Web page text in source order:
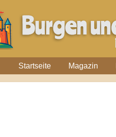
Startseite Magazin